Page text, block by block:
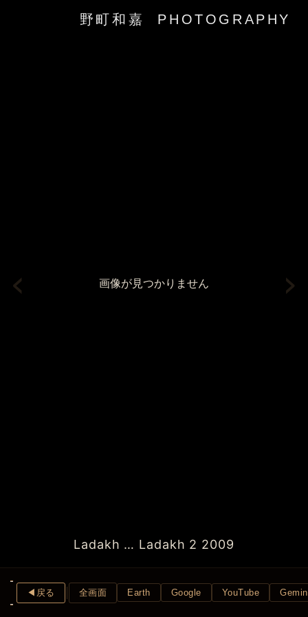
野町和嘉 PHOTOGRAPHY
‹
Ladakh … Ladakh 2 2009
›
◀︎戻る 全画面 Earth Google YouTube